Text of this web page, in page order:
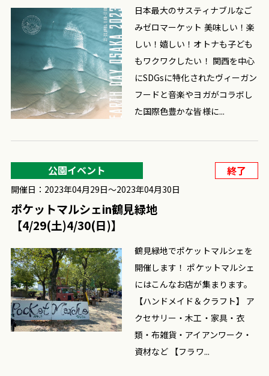
日本最大のサスティナブルなご
みゼロマーケット 美味しい！楽
しい！嬉しい！オトナも子ども
もワクワクしたい！ 関西を中心
にSDGsに特化されたヴィーガン
フードと音楽やヨガがコラボし
た国際色豊かな皆様に...
鶴見緑地でポケットマルシェを
開催します！ ポケットマルシェ
にはこんなお店が集まります。
【ハンドメイド＆クラフト】 ア
クセサリー・木工・家具・衣
類・布雑貨・アイアンワーク・
資材など 【フラワ...
公園イベント 終了
開催日：2023年04月29日〜2023年04月30日
ポケットマルシェin鶴見緑地
【4/29(土)4/30(日)】